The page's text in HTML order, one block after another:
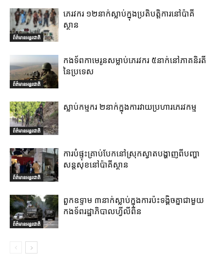
ព័ត៌មានអន្តរជាតិ
ភេរវករ ១២នាក់ស្លាប់ក្នុងប្រតិបត្តិការនៅប៉ាគី
ស្ថាន
ព័ត៌មានអន្តរជាតិ
កងទ័ពកាមេរូនសម្លាប់ភេរវករ ៥នាក់នៅភាគនិរតី
នៃប្រទេស
ព័ត៌មានអន្តរជាតិ
ស្លាប់កម្មករ ២នាក់ក្នុងការវាយប្រហារភេរវកម្ម
ព័ត៌មានអន្តរជាតិ
ការបំផ្ទុះគ្រាប់បែកនៅស្រុកស្វាតបង្ហាញពីបញ្ហា
សន្តសុខនៅប៉ាគីស្ថាន
ព័ត៌មានអន្តរជាតិ
ពួកឧទ្ទាម ៣នាក់ស្លាប់ក្នុងការប៉ះទង្គិចគ្នាជាមួយ
កងទ័ពរដ្ឋាភិបាលហ្វីលីពីន